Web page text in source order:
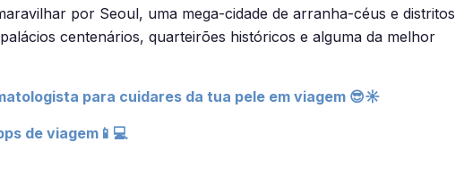
por Seoul, uma mega-cidade de arranha-céus e distritos
centenários, quarteirões históricos e alguma da melhor
para cuidares da tua pele em viagem 😎☀
de viagem📱💻